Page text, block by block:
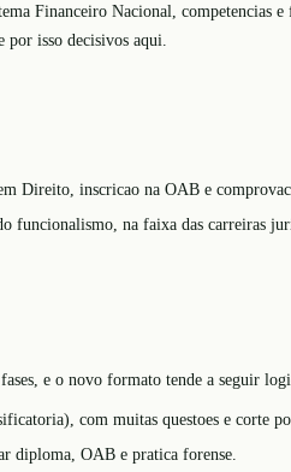
Financeiro Nacional,
por isso decisivos aqui.
Direito, inscricao na OAB e
funcionalismo, na faixa das carreiras
e o novo formato tende a seguir
com muitas questoes e corte
diploma, OAB e pratica forense.